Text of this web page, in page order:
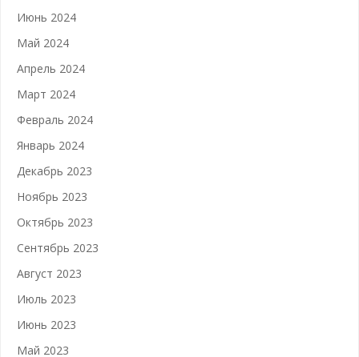
Июнь 2024
Май 2024
Апрель 2024
Март 2024
Февраль 2024
Январь 2024
Декабрь 2023
Ноябрь 2023
Октябрь 2023
Сентябрь 2023
Август 2023
Июль 2023
Июнь 2023
Май 2023